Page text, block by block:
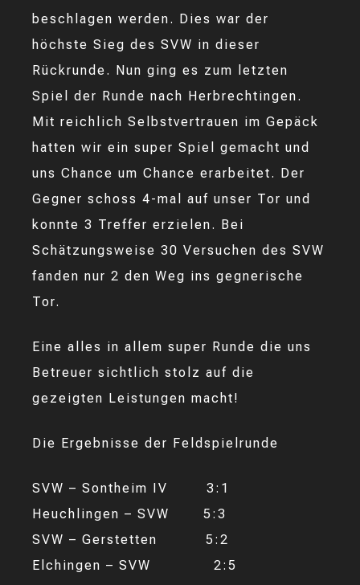
beschlagen werden. Dies war der
höchste Sieg des SVW in dieser
Rückrunde. Nun ging es zum letzten
Spiel der Runde nach Herbrechtingen.
Mit reichlich Selbstvertrauen im Gepäck
hatten wir ein super Spiel gemacht und
uns Chance um Chance erarbeitet. Der
Gegner schoss 4-mal auf unser Tor und
konnte 3 Treffer erzielen. Bei
Schätzungsweise 30 Versuchen des SVW
fanden nur 2 den Weg ins gegnerische
Tor.
Eine alles in allem super Runde die uns
Betreuer sichtlich stolz auf die
gezeigten Leistungen macht!
Die Ergebnisse der Feldspielrunde
SVW – Sontheim IV 3:1
Heuchlingen – SVW 5:3
SVW – Gerstetten 5:2
Elchingen – SVW 2:5